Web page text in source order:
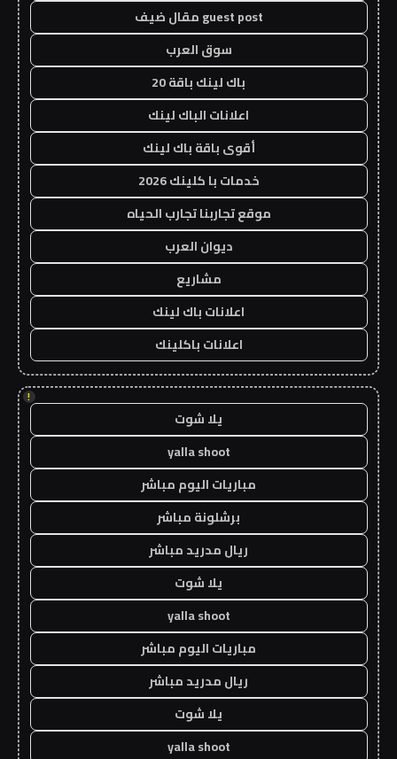
guest post مقال ضيف
سوق العرب
باك لينك باقة 20
اعلانات الباك لينك
أقوى باقة باك لينك
خدمات با كلينك 2026
موقع تجاربنا تجارب الحياه
ديوان العرب
مشاريع
اعلانات باك لينك
اعلانات باكلينك
!
يلا شوت
yalla shoot
مباريات اليوم مباشر
برشلونة مباشر
ريال مدريد مباشر
يلا شوت
yalla shoot
مباريات اليوم مباشر
ريال مدريد مباشر
يلا شوت
yalla shoot